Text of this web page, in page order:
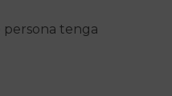
persona tenga